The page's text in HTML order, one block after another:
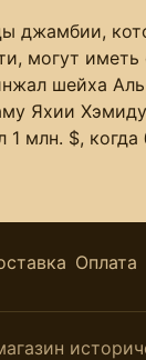
джамбии,
могут
шейха
Яхии
млн. $, когда
Оплата